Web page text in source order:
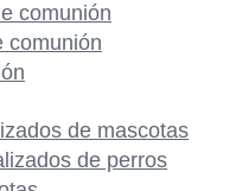
comunión
comunión
de mascotas
de perros